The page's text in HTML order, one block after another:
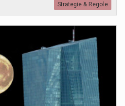
Strategie & Regole